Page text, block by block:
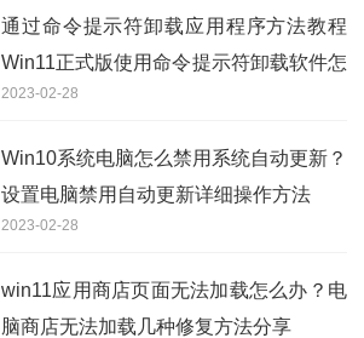
通过命令提示符卸载应用程序方法教程
Win11正式版使用命令提示符卸载软件怎
么操作？
2023-02-28
Win10系统电脑怎么禁用系统自动更新？
设置电脑禁用自动更新详细操作方法
2023-02-28
win11应用商店页面无法加载怎么办？电
脑商店无法加载几种修复方法分享